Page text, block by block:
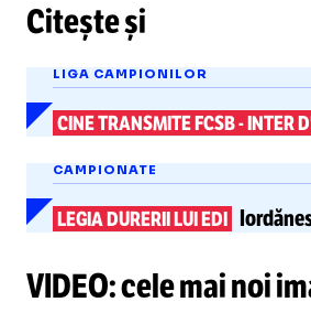
Citește și
LIGA CAMPIONILOR
CINE TRANSMITE FCSB-INTER
CAMPIONATE
LEGIA DURERII LUI EDI
VIDEO: cele mai noi